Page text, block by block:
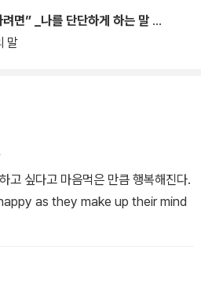
어보자. 그들의 생각을 내 것으로 만
일도 해낼 수 있을 것 같은 마음이
되는 변화가 생긴다. 그렇게 나의 하
는 데 《나의 하루는 내가 만든다》 격
면” _나를 단단하게 하는 말
말
고 싶다고 마음먹은 만큼 행복해진다.
as they make up their mind